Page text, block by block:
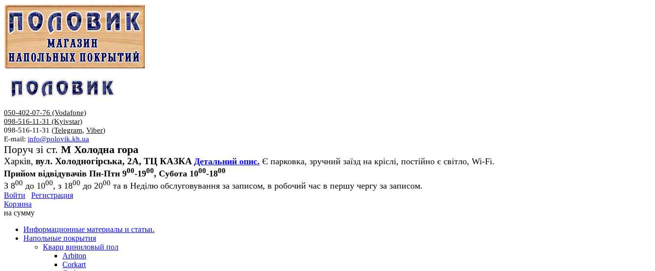
050-402-07-76 (Vodafone)
098-516-11-31 (Kyivstar)
098-516-11-31 (Telegram, Viber)
E-mail: info@polovik.kh.ua
Поруч зі ст. М Холодна гора
Харків, вул. Холодногірська, 2А, ТЦ КАЗКА Детальний опис. Є парковка, зручний заїзд на кріслі, постійно є світло, Wi-Fi.
Прийом відвідувачів Пн-Птн 900-1900, Субота 1000-1800
З 800 до 1000, з 1800 до 2000 та в Неділю обслуговування за записом, в робочий час в першу чергу за записом.
Войти
Регистрация
Корзина
на сумму
Информационные материалы и статьи.
Напольные покрытия
Кварц виниловый пол
Arbiton
Corkart